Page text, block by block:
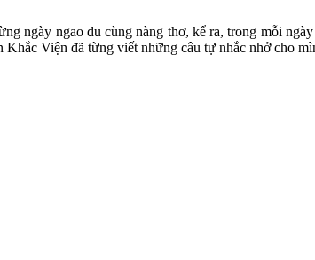
ngày ngao du cùng nàng thơ, kể ra, trong mỗi
Viện đã từng viết những câu tự nhắc nhở cho